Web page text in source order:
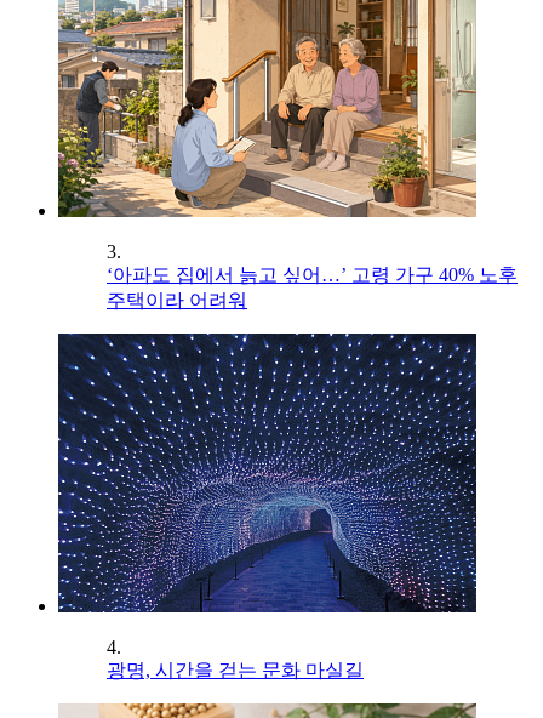
3.
‘아파도 집에서 늙고 싶어…’ 고령 가구 40% 노후
주택이라 어려워
4.
광명, 시간을 걷는 문화 마실길